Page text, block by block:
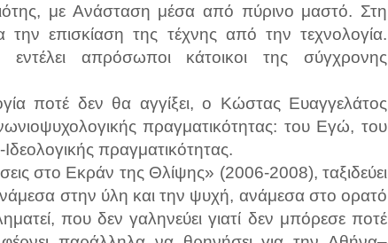
με Ανάσταση μέσα από πύρινο μαστό. Στη
την επισκίαση της τέχνης από την τεχνολογία.
απρόσωποι κάτοικοι της σύγχρονης
ποτέ δεν θα αγγίξει, ο Κώστας Ευαγγελάτος
πραγματικότητας: του Εγώ, του
πραγματικότητας.
στο Εκράν της Θλίψης» (2006-2008), ταξιδεύει
στην ύλη και την ψυχή, ανάμεσα στο ορατό
που δεν γαληνεύει γιατί δεν μπόρεσε ποτέ